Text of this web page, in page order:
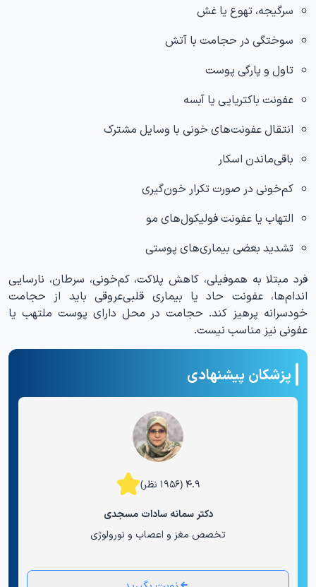
سرگیجه، تهوع یا غش
سوختگی در حجامت با آتش
تاول و پارگی پوست
عفونت باکتریایی یا آبسه
انتقال عفونت‌های خونی با وسایل مشترک
باقی‌ماندن اسکار
کم‌خونی در صورت تکرار خون‌گیری
التهاب یا عفونت فولیکول‌های مو
تشدید بعضی بیماری‌های پوستی
فرد مبتلا به هموفیلی، کاهش پلاکت، کم‌خونی، سرطان، نارسایی
اندام‌ها، عفونت حاد یا بیماری قلبی‌عروقی باید از حجامت
خودسرانه پرهیز کند. حجامت در محل دارای پوست ملتهب یا
عفونی نیز مناسب نیست.
پزشکان پیشنهادی
۴.۹ (۱۹۵۶ نظر)
دکتر سمانه سادات مسجدی
تخصص مغز و اعصاب و نورولوژی